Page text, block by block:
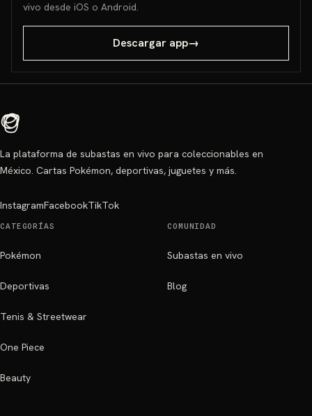
vivo desde iOS o Android.
Descargar app→
La plataforma de subastas en vivo para coleccionables en
México. Cartas Pokémon, deportivas, juguetes y más.
InstagramFacebookTikTok
CATEGORÍAS
Pokémon
Deportivas
Tenis & Streetwear
One Piece
Beauty
COMUNIDAD
Subastas en vivo
Blog